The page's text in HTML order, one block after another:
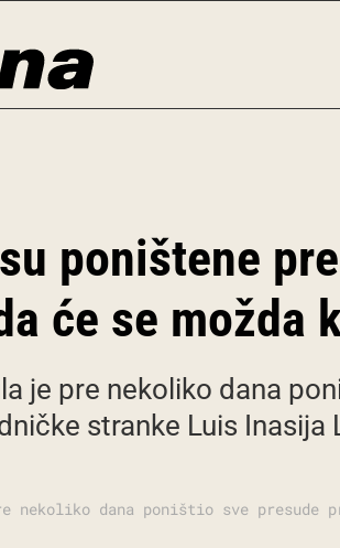
poništene
će se možda
je pre nekoliko dana
stranke Luis Inasija
nekoliko dana poništio sve presude